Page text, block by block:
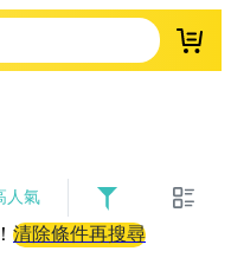
登入
人氣
清除條件再搜尋